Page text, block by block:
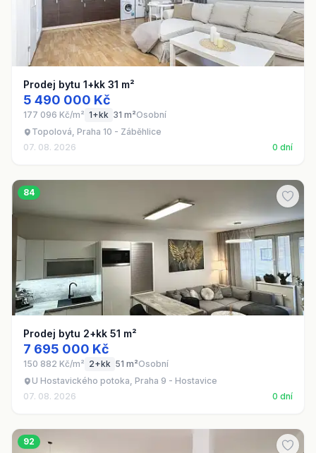
Prodej bytu 1+kk 31 m²
5 490 000 Kč
177 096 Kč/m² 1+kk 31 m²Osobní
Topolová, Praha 10 - Záběhlice
07. 08. 2026
0 dní
84
Prodej bytu 2+kk 51 m²
7 695 000 Kč
150 882 Kč/m² 2+kk 51 m²Osobní
U Hostavického potoka, Praha 9 - Hostavice
07. 08. 2026
0 dní
92